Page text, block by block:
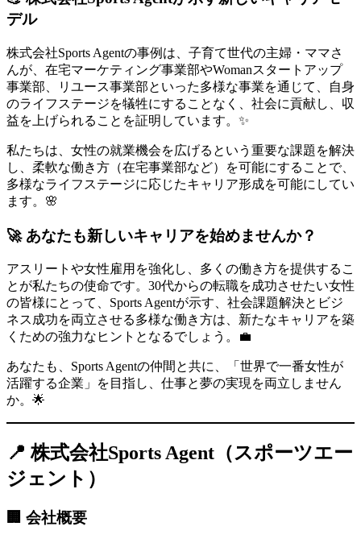
デル
株式会社Sports Agentの事例は、子育て世代の主婦・ママさ
んが、在宅マーケティング事業部やWomanスタートアップ
事業部、リユース事業部といった多様な事業を通じて、自身
のライフステージを犠牲にすることなく、社会に貢献し、収
益を上げられることを証明しています。✨
私たちは、女性の就業機会を広げるという重要な課題を解決
し、柔軟な働き方（在宅事業部など）を可能にすることで、
多様なライフステージに応じたキャリア形成を可能にしてい
ます。🌸
🚀 あなたも新しいキャリアを始めませんか？
アスリートや女性雇用を強化し、多くの働き方を提供するこ
とが私たちの使命です。30代からの転職を成功させたい女性
の皆様にとって、Sports Agentが示す、社会課題解決とビジ
ネス成功を両立させる多様な働き方は、新たなキャリアを築
くための強力なヒントとなるでしょう。💼
あなたも、Sports Agentの仲間と共に、「世界で一番女性が
活躍する企業」を目指し、仕事と夢の実現を両立しません
か。🌟
📍 株式会社Sports Agent（スポーツエー
ジェント）
🏢 会社概要